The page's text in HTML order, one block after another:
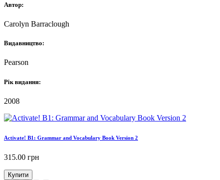
Автор:
Carolyn Barraclough
Видавництво:
Pearson
Рік видання:
2008
Activate! B1: Grammar and Vocabulary Book Version 2
315.00 грн
Купити